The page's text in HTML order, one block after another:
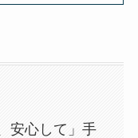
安心して」手